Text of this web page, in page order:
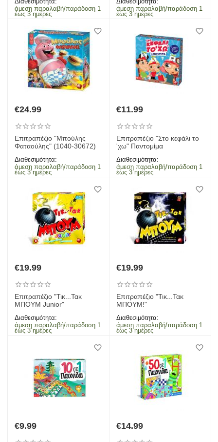
άμεση παραλαβή/παράδοση 1
έως 3 ημέρες
άμεση παραλαβή/παράδοση 1
έως 3 ημέρες
€24.99
Επιτραπέζιο "Μπούλης
Φαταούλης" (1040-30672)
Διαθεσιμότητα:
άμεση παραλαβή/παράδοση 1
έως 3 ημέρες
€11.99
Επιτραπέζιο "Στο κεφάλι το
'χω" Παντομίμα
Διαθεσιμότητα:
άμεση παραλαβή/παράδοση 1
έως 3 ημέρες
€19.99
Επιτραπέζιο "Τικ...Τακ
ΜΠΟΥΜ Junior"
Διαθεσιμότητα:
άμεση παραλαβή/παράδοση 1
έως 3 ημέρες
€19.99
Επιτραπέζιο "Τικ...Τακ
ΜΠΟΥΜ!"
Διαθεσιμότητα:
άμεση παραλαβή/παράδοση 1
έως 3 ημέρες
€9.99 €14.99